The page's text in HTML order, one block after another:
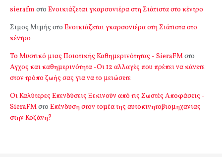
sierafm στο Ενοικιάζεται γκαρσονιέρα στη Σιάτιστα στο κέντρο
Σιμος Μιμής στο Ενοικιάζεται γκαρσονιέρα στη Σιάτιστα στο
κέντρο
Το Μυστικό μιας Ποιοτικής Καθημερινότητας - SieraFMστο
Αγχος και καθημερινότητα -Οι 12 αλλαγές που πρέπει να κάνετε
στον τρόπο ζωής σας για να το μειώσετε
Οι Καλύτερες Επενδύσεις Ξεκινούν από τις Σωστές Αποφάσεις -
SieraFMστο Επένδυση στον τομέα της αυτοκινητοβιομηχανίας
στην Κοζάνη?